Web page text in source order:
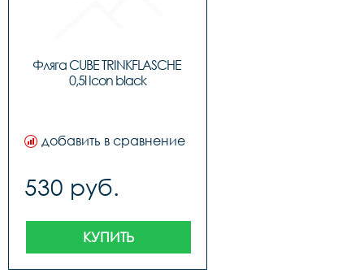
Фляга CUBE TRINKFLASCHE
0,5l Icon black
добавить в сравнение
530 руб.
КУПИТЬ